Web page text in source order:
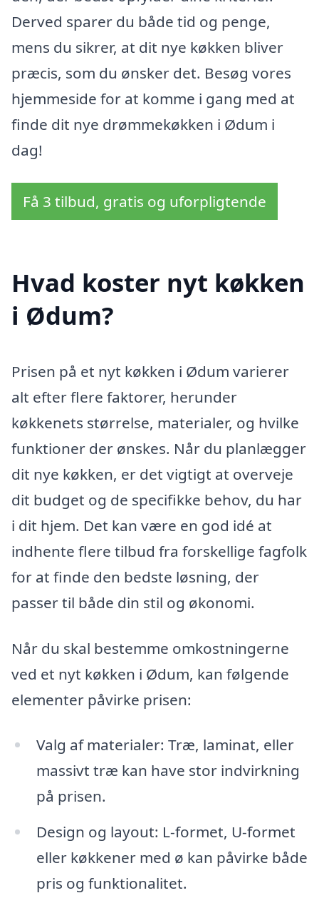
Derved sparer du både tid og penge,
mens du sikrer, at dit nye køkken bliver
præcis, som du ønsker det. Besøg vores
hjemmeside for at komme i gang med at
finde dit nye drømmekøkken i Ødum i
dag!
Få 3 tilbud, gratis og uforpligtende
Hvad koster nyt køkken
i Ødum?
Prisen på et nyt køkken i Ødum varierer
alt efter flere faktorer, herunder
køkkenets størrelse, materialer, og hvilke
funktioner der ønskes. Når du planlægger
dit nye køkken, er det vigtigt at overveje
dit budget og de specifikke behov, du har
i dit hjem. Det kan være en god idé at
indhente flere tilbud fra forskellige fagfolk
for at finde den bedste løsning, der
passer til både din stil og økonomi.
Når du skal bestemme omkostningerne
ved et nyt køkken i Ødum, kan følgende
elementer påvirke prisen:
Valg af materialer: Træ, laminat, eller
massivt træ kan have stor indvirkning
på prisen.
Design og layout: L-formet, U-formet
eller køkkener med ø kan påvirke både
pris og funktionalitet.